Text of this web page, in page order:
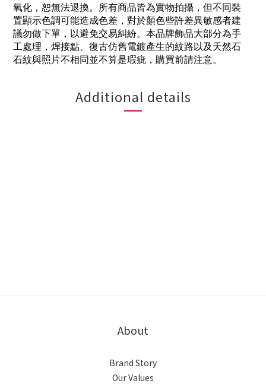
氧化，恕無法退換。所有商品皆為實物拍攝，但不同裝
置顯示色調可能造成色差，對於顏色些許差異敏感者建
議勿做下單，以避免交易糾紛。本品牌飾品大部分為手
工處理，焊接點、復古仿舊電鍍產生的紋路以及天然石
石紋與照片不相同並不算是瑕疵，購買前請注意。
Additional details
About
Brand Story
Our Values